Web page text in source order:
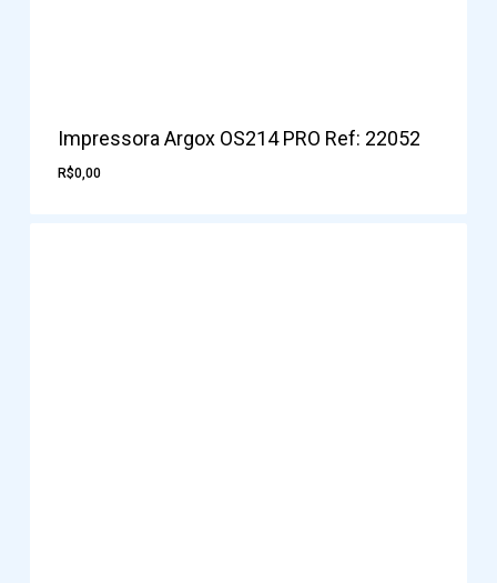
Impressora Argox OS214 PRO Ref: 22052
R$0,00